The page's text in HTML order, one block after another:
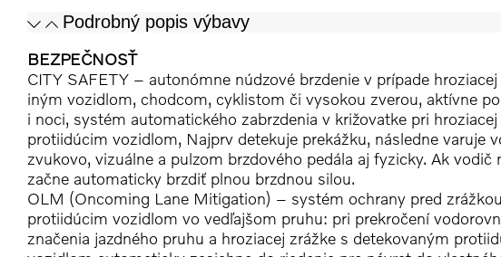
Podrobný popis výbavy
BEZPEČNOSŤ
CITY SAFETY – autonómne núdzové brzdenie v prípade
iným vozidlom, chodcom, cyklistom či vysokou zverou, aktívne
i noci, systém automatického zabrzdenia v križovatke pri hroziacej
protiidúcim vozidlom, Najprv detekuje prekážku, následne varuje
zvukovo, vizuálne a pulzom brzdového pedála aj fyzicky. Ak vodič
začne automaticky brzdiť plnou brzdnou silou.
OLM (Oncoming Lane Mitigation) – systém ochrany pred
protiidúcim vozidlom vo vedľajšom pruhu: pri prekročení
značenia jazdného pruhu a hroziacej zrážke s detekovaným